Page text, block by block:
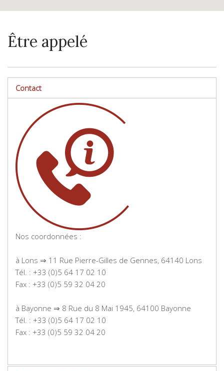
Être appelé
Contact
Nos coordonnées :
à Lons ⇒ 11 Rue Pierre-Gilles de Gennes, 64140 Lons
Tél. : +33 (0)5 64 17 02 10
Fax : +33 (0)5 59 32 04 20
à Bayonne ⇒ 8 Rue du 8 Mai 1945, 64100 Bayonne
Tél. : +33 (0)5 64 17 02 10
Fax : +33 (0)5 59 32 04 20